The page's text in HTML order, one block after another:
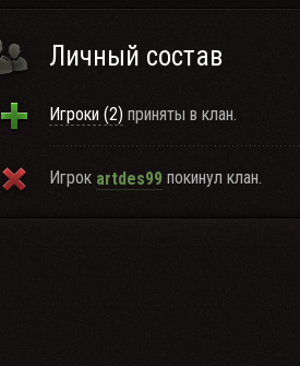
Личный состав
Игроки (2) приняты в клан.
Игрок artdes99 покинул клан.